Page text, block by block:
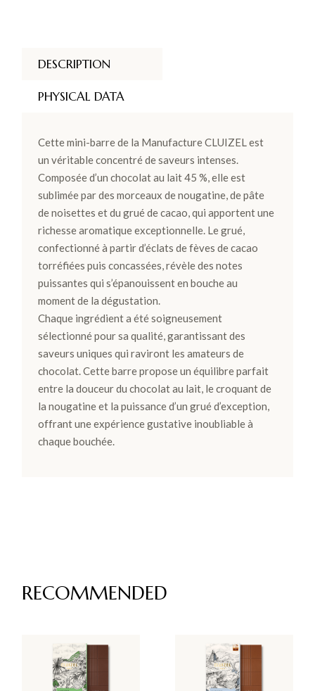
DESCRIPTION
PHYSICAL DATA
Cette mini-barre de la Manufacture CLUIZEL est
un véritable concentré de saveurs intenses.
Composée d’un chocolat au lait 45 %, elle est
sublimée par des morceaux de nougatine, de pâte
de noisettes et du grué de cacao, qui apportent une
richesse aromatique exceptionnelle. Le grué,
confectionné à partir d’éclats de fèves de cacao
torréfiées puis concassées, révèle des notes
puissantes qui s’épanouissent en bouche au
moment de la dégustation.
Chaque ingrédient a été soigneusement
sélectionné pour sa qualité, garantissant des
saveurs uniques qui raviront les amateurs de
chocolat. Cette barre propose un équilibre parfait
entre la douceur du chocolat au lait, le croquant de
la nougatine et la puissance d’un grué d’exception,
offrant une expérience gustative inoubliable à
chaque bouchée.
RECOMMENDED